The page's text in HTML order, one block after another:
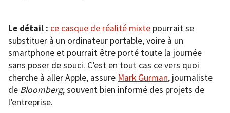
Le détail : ce casque de réalité mixte pourrait se
substituer à un ordinateur portable, voire à un
smartphone et pourrait être porté toute la journée
sans poser de souci. C’est en tout cas ce vers quoi
cherche à aller Apple, assure Mark Gurman, journaliste
de Bloomberg, souvent bien informé des projets de
l’entreprise.